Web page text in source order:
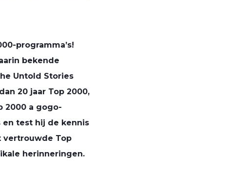
programma’s!
bekende
Untold Stories
20 jaar Top 2000,
2000 a gogo-
test hij de kennis
vertrouwde Top
herinneringen.